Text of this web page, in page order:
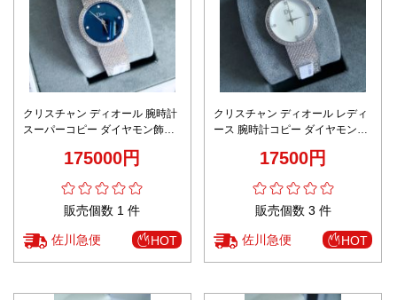
クリスチャン ディオール 腕時計
スーパーコピー ダイヤモン飾り
175000円
販売個数 1 件
佐川急便 HOT
クリスチャン ディオール レディ
ース 腕時計コピー ダイヤモン飾
17500円
販売個数 3 件
佐川急便 HOT